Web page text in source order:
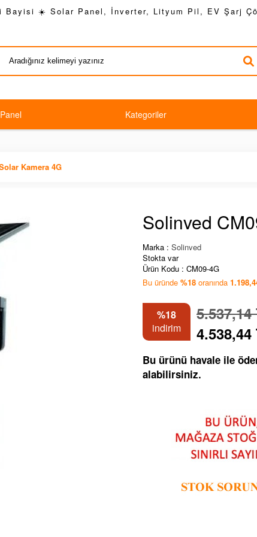
☀️ Solar Panel, İnverter, Lityum Pil, EV Şarj
Kategoriler
Kamera 4G
Solinved
Marka : Solinved
Stokta var
Ürün Kodu : CM09-4G
%18
indirim
4.538,44
Bu üründe %18 oranında
Bu ürünü havale ile
alabilirsiniz.